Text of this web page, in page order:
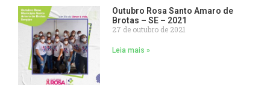
Outubro Rosa Santo Amaro de
Brotas – SE – 2021
27 de outubro de 2021
Leia mais »